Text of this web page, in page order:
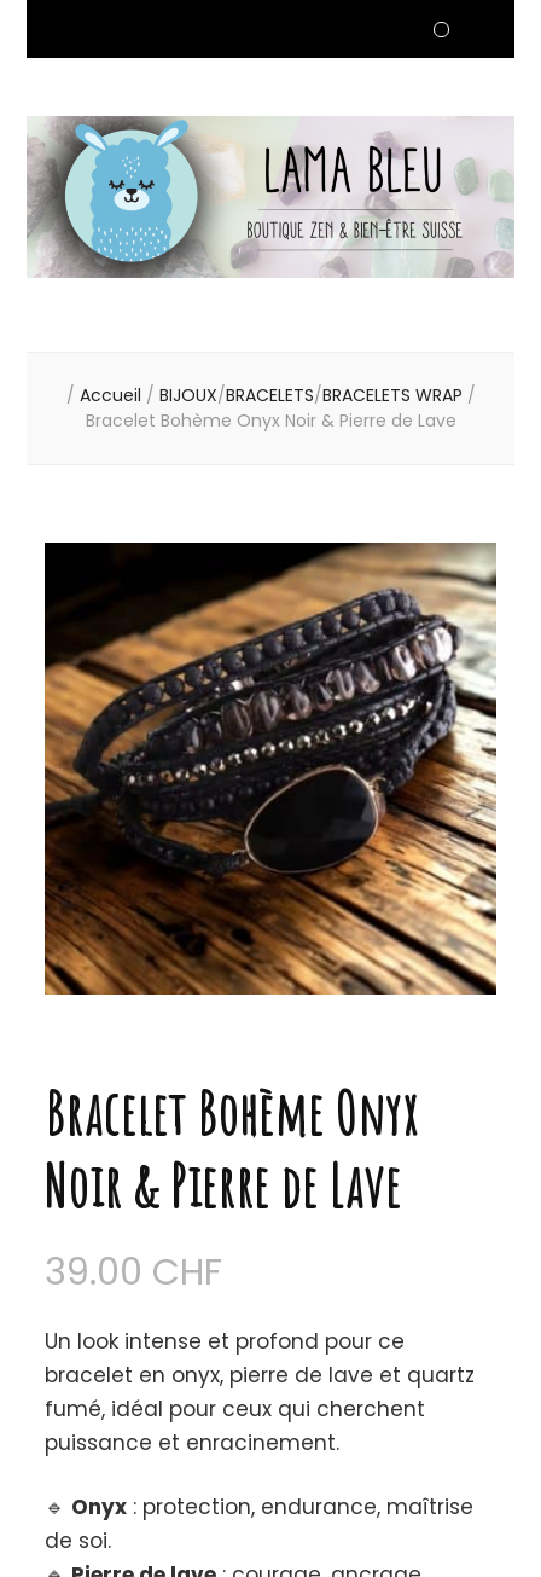
/ Accueil / BIJOUX/BRACELETS/BRACELETS WRAP /
Bracelet Bohème Onyx Noir & Pierre de Lave
Bracelet Bohème Onyx
Noir & Pierre de Lave
39.00 CHF
Un look intense et profond pour ce
bracelet en onyx, pierre de lave et quartz
fumé, idéal pour ceux qui cherchent
puissance et enracinement.
🔹 Onyx : protection, endurance, maîtrise
de soi.